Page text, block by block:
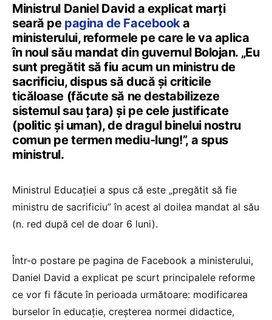
Ministrul Daniel David a explicat marți
seară pe pagina de Facebooka
ministerului, reformele pe care le va aplica
în noul său mandat din guvernul Bolojan. „Eu
sunt pregătit să fiu acum un ministru de
sacrificiu, dispus să ducă și criticile
ticăloase (făcute să ne destabilizeze
sistemul sau țara) și pe cele justificate
(politic și uman), de dragul binelui nostru
comun pe termen mediu-lung!”, a spus
ministrul.
Ministrul Educației a spus că este „pregătit să fie
ministru de sacrificiu” în acest al doilea mandat al său
(n. red după cel de doar 6 luni).
Într-o postare pe pagina de Facebook a ministerului,
Daniel David a explicat pe scurt principalele reforme
ce vor fi făcute în perioada următoare: modificarea
burselor în educație, creșterea normei didactice,